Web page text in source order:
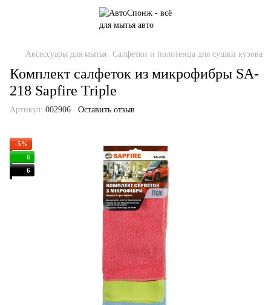
Аксессуары для мытья Салфетки и полотенца для сушки кузова
Комплект салфеток из микрофибры SA-
218 Sapfire Triple
Артикул: 002906 Оставить отзыв
−5%
6
6